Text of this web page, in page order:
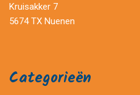
Kruisakker 7
5674 TX Nuenen
Categorieën